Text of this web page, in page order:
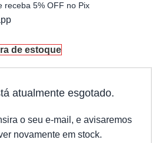
receba 5% OFF no Pix
de estoque
atualmente esgotado.
o seu e-mail, e avisaremos
novamente em stock.